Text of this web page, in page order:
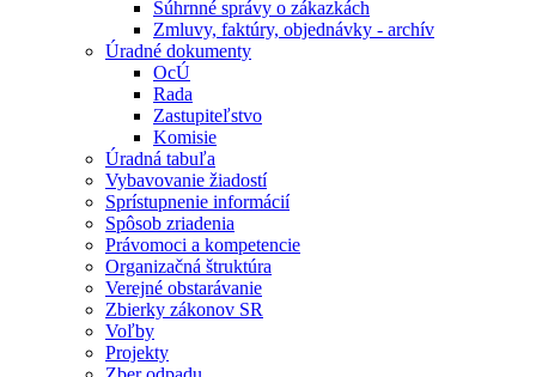
Súhrnné správy o zákazkách
Zmluvy, faktúry, objednávky - archív
Úradné dokumenty
OcÚ
Rada
Zastupiteľstvo
Komisie
Úradná tabuľa
Vybavovanie žiadostí
Sprístupnenie informácií
Spôsob zriadenia
Právomoci a kompetencie
Organizačná štruktúra
Verejné obstarávanie
Zbierky zákonov SR
Voľby
Projekty